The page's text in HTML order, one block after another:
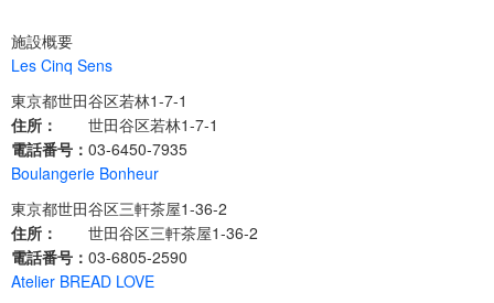
施設概要
Les Cinq Sens
東京都世田谷区若林1-7-1
住所：
世田谷区若林1-7-1
電話番号： 03-6450-7935
Boulangerie Bonheur
東京都世田谷区三軒茶屋1-36-2
住所：
世田谷区三軒茶屋1-36-2
電話番号： 03-6805-2590
Atelier BREAD LOVE